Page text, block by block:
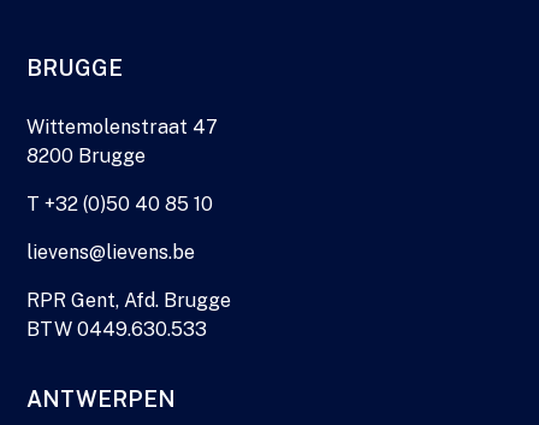
BRUGGE
Wittemolenstraat 47
8200 Brugge
T +32 (0)50 40 85 10
lievens@lievens.be
RPR Gent, Afd. Brugge
BTW 0449.630.533
ANTWERPEN